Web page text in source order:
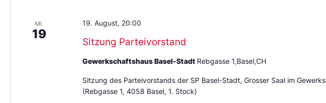
MI.
19
Sitzung Parteivorstand
19. August, 20:00
Gewerkschaftshaus Basel-Stadt Rebgasse 1,Basel,CH
Sitzung des Parteivorstands der SP Basel-Stadt, Grosser Saal im
(Rebgasse 1, 4058 Basel, 1. Stock)